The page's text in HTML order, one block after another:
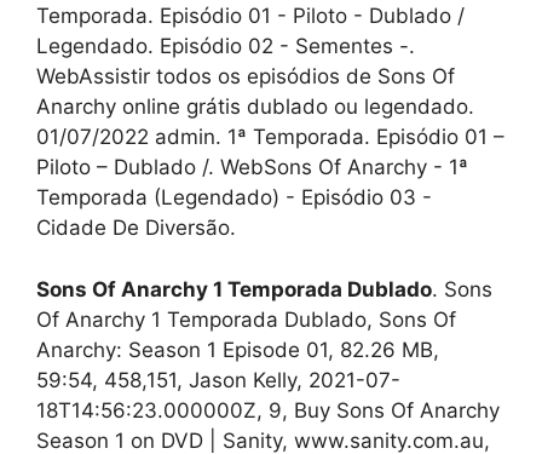
Temporada. Episódio 01 - Piloto - Dublado /
Legendado. Episódio 02 - Sementes -.
WebAssistir todos os episódios de Sons Of
Anarchy online grátis dublado ou legendado.
01/07/2022 admin. 1ª Temporada. Episódio 01 –
Piloto – Dublado /. WebSons Of Anarchy - 1ª
Temporada (Legendado) - Episódio 03 -
Cidade De Diversão.
Sons Of Anarchy 1 Temporada Dublado. Sons
Of Anarchy 1 Temporada Dublado, Sons Of
Anarchy: Season 1 Episode 01, 82.26 MB,
59:54, 458,151, Jason Kelly, 2021-07-
18T14:56:23.000000Z, 9, Buy Sons Of Anarchy
Season 1 on DVD | Sanity, www.sanity.com.au,